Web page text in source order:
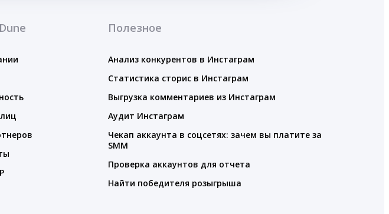
Полезное
Анализ конкурентов в Инстаграм
Статистика сторис в Инстаграм
Выгрузка комментариев из Инстаграм
Аудит Инстаграм
Чекап аккаунта в соцсетях: зачем вы платите за
SMM
Проверка аккаунтов для отчета
Найти победителя розыгрыша